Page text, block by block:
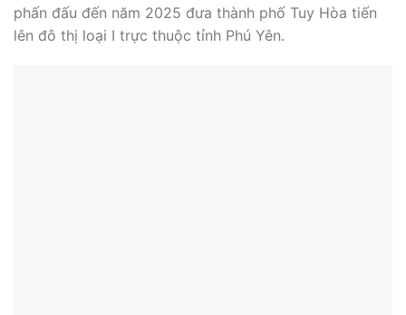
phấn đấu đến năm 2025 đưa thành phố Tuy Hòa tiến
lên đô thị loại I trực thuộc tỉnh Phú Yên.